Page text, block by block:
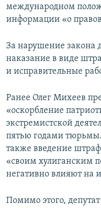
международном
информации «о
За нарушение закона
наказание в виде
и исправительные
Ранее Олег Михеев
«оскорбление
экстремистской
пятью годами тюрьмы.
также введение
«своим хулиганским
негативно влияют на
Помимо этого,